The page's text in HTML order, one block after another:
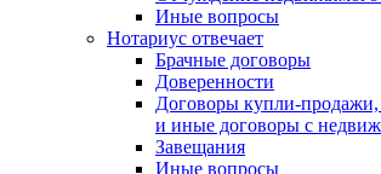
Иные вопросы
Нотариус отвечает
Брачные договоры
Доверенности
Договоры купли-
и иные договоры с
Завещания
Иные вопросы